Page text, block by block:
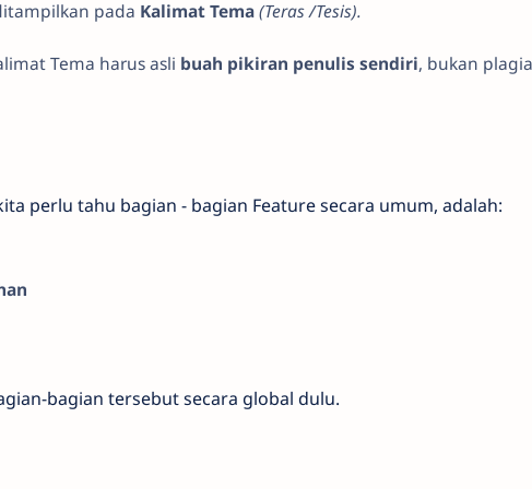
pada Kalimat Tema (Teras /Tesis).
Tema harus asli buah pikiran penulis sendiri, bukan
tahu bagian - bagian Feature secara umum, adalah:
bagian tersebut secara global dulu.